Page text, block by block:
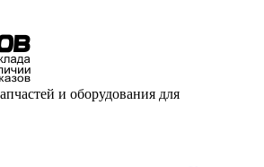
и оборудования для